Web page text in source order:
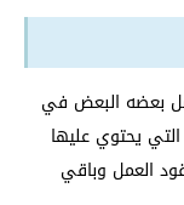
بعضه البعض في
التي يحتوي عليها
العمل وباقي